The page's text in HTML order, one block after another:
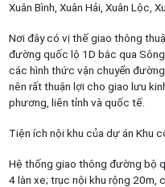
Xuân Bình, Xuân Hải, Xuân Lộc,
Nơi đây có vị thế giao thông
đường quốc lộ 1D bắc qua
các hình thức vận chuyển
nên rất thuận lợi cho giao lưu
phương, liên tỉnh và quốc tế.
Tiện ích nội khu của dự án Khu
Hệ thống giao thông đường bộ
4 làn xe; trục nội khu rộng 20m,